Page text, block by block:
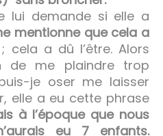
lui demande si elle a
mentionne que cela a
cela a dû l’être. Alors
de me plaindre trop
je oser me laisser
elle a eu cette phrase
à l’époque que nous
eu 7 enfants.